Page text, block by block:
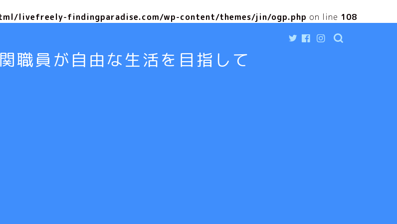
livefreely-findingparadise.com/wp-content/themes/jin/ogp.php on line 108
職員が自由な生活を目指して